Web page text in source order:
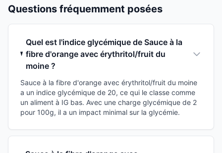
Questions fréquemment posées
Quel est l'indice glycémique de Sauce à la
fibre d'orange avec érythritol/fruit du
moine ?
Sauce à la fibre d'orange avec érythritol/fruit du moine
a un indice glycémique de 20, ce qui le classe comme
un aliment à IG bas. Avec une charge glycémique de 2
pour 100g, il a un impact minimal sur la glycémie.